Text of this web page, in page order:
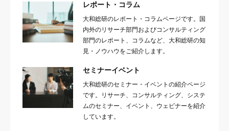
レポート・コラム
大和総研のレポート・コラムページです。国
内外のリサーチ部門およびコンサルティング
部門のレポート、コラムなど、大和総研の知
見・ノウハウをご紹介します。
セミナーイベント
大和総研のセミナー・イベントの紹介ページ
です。リサーチ、コンサルティング、システ
ムのセミナー、イベント、ウェビナーを紹介
しています。